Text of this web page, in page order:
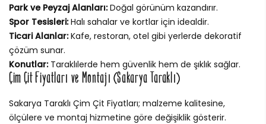
Park ve Peyzaj Alanları:Doğal görünüm kazandırır.
Spor Tesisleri:Halı sahalar ve kortlar için idealdir.
Ticari Alanlar:Kafe, restoran, otel gibi yerlerde dekoratif
çözüm sunar.
Konutlar:Taraklılerde hem güvenlik hem de şıklık sağlar.
Çim Çit Fiyatları ve Montajı (Sakarya Taraklı)
Sakarya Taraklı Çim Çit Fiyatları; malzeme kalitesine,
ölçülere ve montaj hizmetine göre değişiklik gösterir.